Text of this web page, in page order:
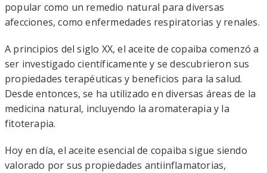
popular como un remedio natural para diversas
afecciones, como enfermedades respiratorias y renales.
A principios del siglo XX, el aceite de copaiba comenzó a
ser investigado científicamente y se descubrieron sus
propiedades terapéuticas y beneficios para la salud.
Desde entonces, se ha utilizado en diversas áreas de la
medicina natural, incluyendo la aromaterapia y la
fitoterapia.
Hoy en día, el aceite esencial de copaiba sigue siendo
valorado por sus propiedades antiinflamatorias,